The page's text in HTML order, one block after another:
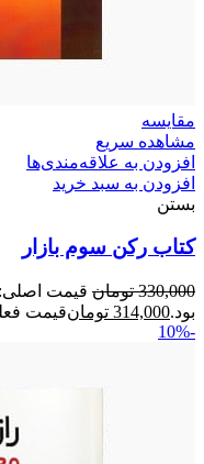
مقایسه
مشاهده سریع
افزودن به علاقه‌مندی‌ها
افزودن به سبد خرید
بستن
کتاب رکن سوم بازار
330,000 تومان
بود.314,000 تومانقیمت فعلی: 314,000
-10%